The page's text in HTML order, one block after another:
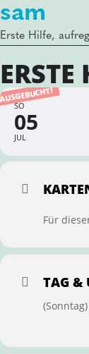
sam
Erste Hilfe,
ERSTE
SO
05
JUL
Für
TAG &